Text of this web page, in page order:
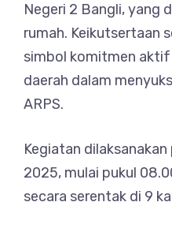
Negeri 2 Bangli, yang
rumah. Keikutsertaan
simbol komitmen
daerah dalam
ARPS.
Kegiatan
2025, mulai pukul
secara serentak di 9